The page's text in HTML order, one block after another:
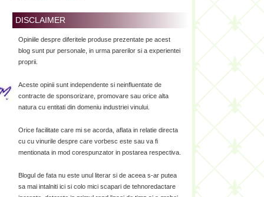
DISCLAIMER
Opiniile despre diferitele produse prezentate pe acest
blog sunt pur personale, in urma parerilor si a experientei
proprii.
Aceste opinii sunt independente si neinfluentate de
contracte de sponsorizare, promovare sau orice alta
natura cu entitati din domeniu industriei vinului.
Orice facilitate care mi se acorda, aflata in relatie directa
cu cu vinurile despre care vorbesc este sau va fi
mentionata in mod corespunzator in postarea respectiva.
Blogul de fata nu este unul literar si de aceea s-ar putea
sa mai intalniti ici si colo mici scapari de tehnoredactare